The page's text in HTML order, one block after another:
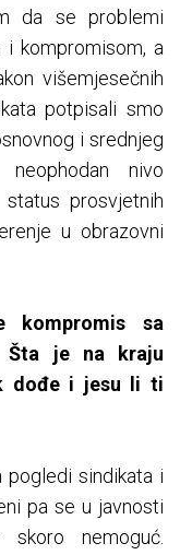
da se problemi
kompromisom, a
višemjesečnih
potpisali smo
i srednjeg
nivo
prosvjetnih
u obrazovni
sa
Šta je na kraju
dođe i jesu li ti
pogledi sindikata i
pa se u javnosti
nemoguć.